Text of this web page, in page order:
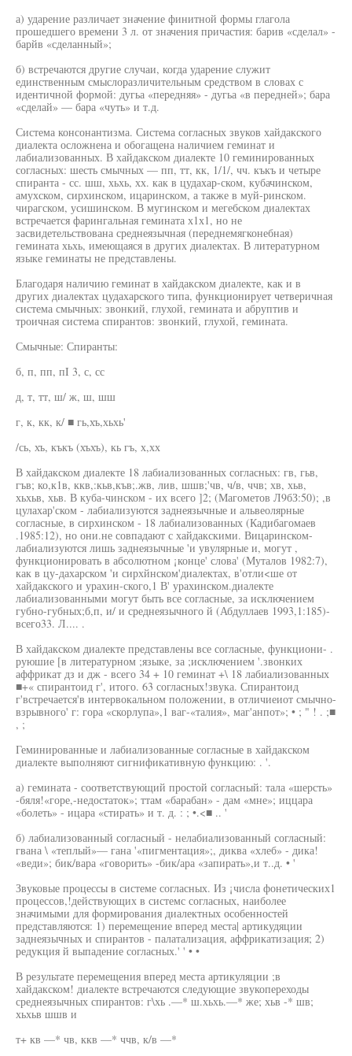
а) ударение различает значение финитной формы глагола
прошедшего времени 3 л. от значения причастия: барив «сделал» -
барйв «сделанный»;
б) встречаются другие случаи, когда ударение служит
единственным смыслоразличительным средством в словах с
идентичной формой: дугьа «передняя» - дугьа «в передней»; бара
«сделай» — бара «чуть» и т.д.
Система консонантизма. Система согласных звуков хайдакского
диалекта осложнена и обогащена наличием геминат и
лабиализованных. В хайдакском диалекте 10 геминированных
согласных: шесть смычных — пп, тт, кк, 1/1/, чч. къкъ и четыре
спиранта - сс. шш, хьхь, хх. как в цудахар-ском, кубачинском,
амухском, сирхинском, ицаринском, а также в муй-ринском.
чирагском, усишинском. В мугинском и мегебском диалектах
встречается фарингальная гемината х1х1, но не
засвидетельствована среднеязычная (переднемягконебная)
гемината хьхь, имеющаяся в других диалектах. В литературном
языке геминаты не представлены.
Благодаря наличию геминат в хайдакском диалекте, как и в
других диалектах цудахарского типа, функционирует четверичная
система смычных: звонкий, глухой, гемината и абруптив и
троичная система спирантов: звонкий, глухой, гемината.
Смычные: Спиранты:
б, п, пп, пI 3, с, сс
д, т, тт, ш/ ж, ш, шш
г, к, кк, к/ ■ гь,хъ,хьхь'
/сь, хъ, къкъ (хъхъ), кь гъ, х,хх
В хайдакском диалекте 18 лабиализованных согласных: гв, гьв,
гъв; ко,к1в, ккв,:кьв,къв;.жв, лив, шшв;'чв, ч/в, ччв; хв, хьв,
хьхьв, хьв. В куба-чинском - их всего ]2; (Магометов Л9бЗ:50); ,в
цулахар'ском - лабиализуются заднеязычные и альвеолярные
согласные, в сирхинском - 18 лабиализованных (Кадибагомаев
.1985:12), но они.не совпадают с хайдакскими. Вицаринском-
лабиализуются лишь заднеязычные 'и увулярные и, могут ,
функционировать в абсолютном ¡конце' слова' (Муталов 1982:7),
как в цу-дахарском 'и сирхйнском'диалектах, в'отли<ше от
хайдакского и урахин-ского,1 В' урахинском.диалекте
лабиализованными могут быть все согласные, за исключением
губно-губных;б,п, и/ и среднеязычного й (Абдуллаев 1993,1:185)-
всего33. Л.... .
В хайдакском диалекте представлены все согласные, функциони- .
руюшие [в литературном ;языке, за ;исключением '.звонких
аффрикат дз и дж - всего 34 + 10 геминат +\ 18 лабиализованных
■+« спирантоид г', итого. 63 согласных!звука. Спирантоид
г'встречается'в интервокальном положении, в отличиеиот смычно-
взрывного' г: гора «скорлупа»,1 ваг-«талия», маг'анпот»; • ; " ! . ;■
, ;
Геминированные и лабиализованные согласные в хайдакском
диалекте выполняют сигнификативную функцию: . '.
а) гемината - соответствующий простой согласный: тала «шерсть»
-бяля!«горе,-недостаток»; ттам «барабан» - дам «мне»; иццара
«болеть» - ицара «стирать» и т. д. : ; •.<■ .. '
б) лабиализованный согласный - нелабиализованный согласный:
гвана \ «теплый»— гана '«пигментация»;, диква «хлеб» - дика!
«веди»; бик/вара «говорить» -бик/ара «запирать»,и т..д. • '
Звуковые процессы в системе согласных. Из ¡числа фонетических1
процессов,!действующих в системс согласных, наиболее
значимыми для формирования диалектных особенностей
представляются: 1) перемещение вперед места| артикудяции
заднеязычных и спирантов - палатализация, аффрикатизация; 2)
редукция й выпадение согласных.' ' • •
В результате перемещения вперед места артикуляции ;в
хайдакском! диалекте встречаются следующие звукопереходы
среднеязычных спирантов: г\хь .—* ш.хьхь.—* же; хьв -* шв;
хьхьв шшв и
т+ кв —* чв, ккв —* ччв, к/в —*